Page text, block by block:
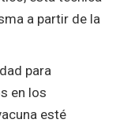
a partir de la
para
en los
esté